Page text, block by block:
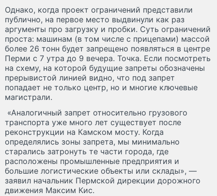
Однако, когда проект ограничений представили
публично, на первое место выдвинули как раз
аргументы про загрузку и пробки. Суть ограничений
проста: машинам (в том числе с прицепами) массой
более 26 тонн будет запрещено появляться в центре
Перми с 7 утра до 9 вечера. Точка. Если посмотреть
на схему, на которой будущие запреты обозначены
прерывистой линией видно, что под запрет
попадает не только центр, но и многие ключевые
магистрали.
«Аналогичный запрет относительно грузового
транспорта уже много лет существует после
реконструкции на Камском мосту. Когда
определялись зоны запрета, мы минимально
старались затронуть те части города, где
расположены промышленные предприятия и
большие логистические объекты или склады», —
заявил начальник Пермской дирекции дорожного
движения Максим Кис.